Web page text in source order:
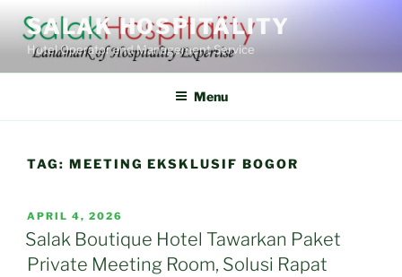
content
SALAK HOSPITALITY
Hotel Operator and Management Service
Menu
TAG: MEETING EKSKLUSIF BOGOR
POSTED
ON
APRIL 4, 2026
Salak Boutique Hotel Tawarkan Paket
Private Meeting Room, Solusi Rapat